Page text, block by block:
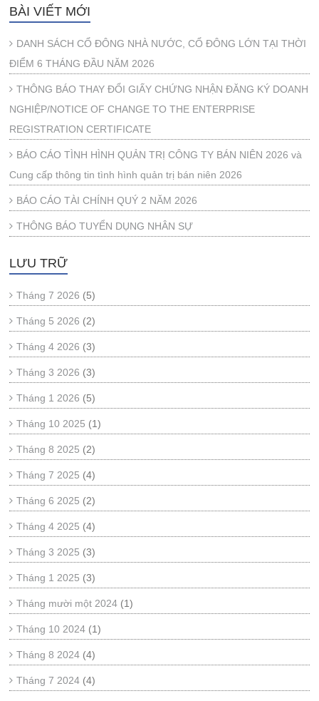
BÀI VIẾT MỚI
DANH SÁCH CỔ ĐÔNG NHÀ NƯỚC, CỔ ĐÔNG LỚN TẠI THỜI
ĐIỂM 6 THÁNG ĐẦU NĂM 2026
THÔNG BÁO THAY ĐỔI GIẤY CHỨNG NHẬN ĐĂNG KÝ DOANH
NGHIỆP/NOTICE OF CHANGE TO THE ENTERPRISE
REGISTRATION CERTIFICATE
BÁO CÁO TÌNH HÌNH QUẢN TRỊ CÔNG TY BÁN NIÊN 2026 và
Cung cấp thông tin tình hình quản trị bán niên 2026
BÁO CÁO TÀI CHÍNH QUÝ 2 NĂM 2026
THÔNG BÁO TUYỂN DỤNG NHÂN SỰ
LƯU TRỮ
Tháng 7 2026 (5)
Tháng 5 2026 (2)
Tháng 4 2026 (3)
Tháng 3 2026 (3)
Tháng 1 2026 (5)
Tháng 10 2025 (1)
Tháng 8 2025 (2)
Tháng 7 2025 (4)
Tháng 6 2025 (2)
Tháng 4 2025 (4)
Tháng 3 2025 (3)
Tháng 1 2025 (3)
Tháng mười một 2024 (1)
Tháng 10 2024 (1)
Tháng 8 2024 (4)
Tháng 7 2024 (4)